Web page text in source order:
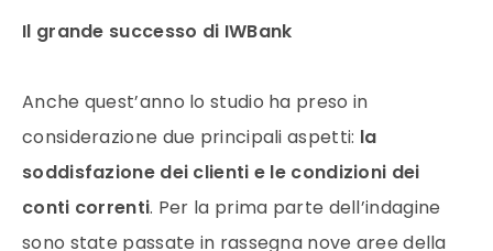
Il grande successo di IWBank
Anche quest’anno lo studio ha preso in
considerazione due principali aspetti: la
soddisfazione dei clienti e le condizioni dei
conti correnti. Per la prima parte dell’indagine
sono state passate in rassegna nove aree della